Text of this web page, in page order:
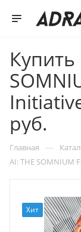
Купить
руб.
Главная —
AI: THE SOMNIUM
Хит